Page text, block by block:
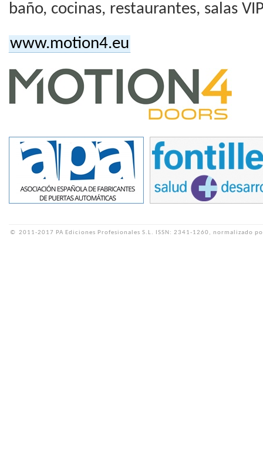
baño, cocinas, restaurantes, salas
www.motion4.eu
© 2011-2017 PA Ediciones Profesionales S.L. ISSN: 2341-1260, normalizado